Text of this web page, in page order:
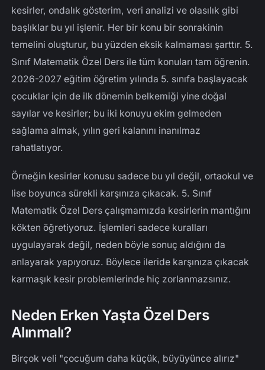
kesirler, ondalık gösterim, veri analizi ve olasılık gibi
başlıklar bu yıl işlenir. Her bir konu bir sonrakinin
temelini oluşturur, bu yüzden eksik kalmaması şarttır. 5.
Sınıf Matematik Özel Ders ile tüm konuları tam öğrenin.
2026-2027 eğitim öğretim yılında 5. sınıfa başlayacak
çocuklar için de ilk dönemin belkemiği yine doğal
sayılar ve kesirler; bu iki konuyu ekim gelmeden
sağlama almak, yılın geri kalanını inanılmaz
rahatlatıyor.
Örneğin kesirler konusu sadece bu yıl değil, ortaokul ve
lise boyunca sürekli karşınıza çıkacak. 5. Sınıf
Matematik Özel Ders çalışmamızda kesirlerin mantığını
kökten öğretiyoruz. İşlemleri sadece kuralları
uygulayarak değil, neden böyle sonuç aldığını da
anlayarak yapıyoruz. Böylece ileride karşınıza çıkacak
karmaşık kesir problemlerinde hiç zorlanmazsınız.
Neden Erken Yaşta Özel Ders
Alınmalı?
Birçok veli "çocuğum daha küçük, büyüyünce alırız"